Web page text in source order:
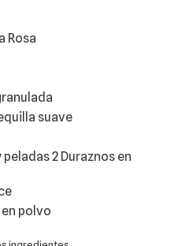
Rosa
suave
2 Duraznos en
polvo